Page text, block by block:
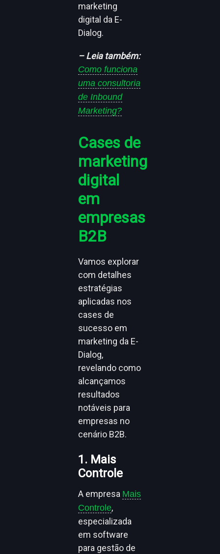
marketing
digital da E-
Dialog.
– Leia também:
Como funciona
uma consultoria
de Inbound
Marketing?
Cases de
marketing
digital
em
empresas
B2B
Vamos explorar
com detalhes
estratégias
aplicadas nos
cases de
sucesso em
marketing da E-
Dialog,
revelando como
alcançamos
resultados
notáveis para
empresas no
cenário B2B.
1. Mais
Controle
A empresa Mais
Controle,
especializada
em software
para gestão de